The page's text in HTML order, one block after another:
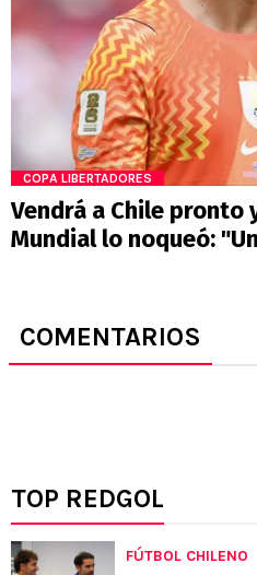
COPA LIBERTADORES
Vendrá a Chile pronto
Mundial lo noqueó:
COMENTARIOS
TOP REDGOL
FÚTBOL CHILENO